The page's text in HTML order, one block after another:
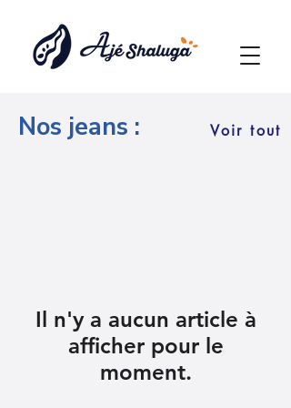
Nos jeans : Voir tout
Il n'y a aucun article à
afficher pour le
moment.